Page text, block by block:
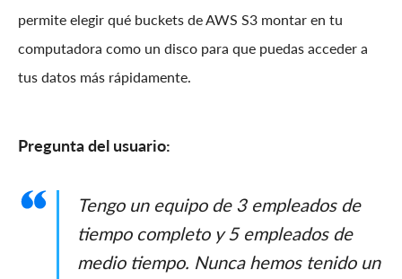
permite elegir qué buckets de AWS S3 montar en tu
computadora como un disco para que puedas acceder a
tus datos más rápidamente.
Pregunta del usuario:
Tengo un equipo de 3 empleados de
tiempo completo y 5 empleados de
medio tiempo. Nunca hemos tenido un